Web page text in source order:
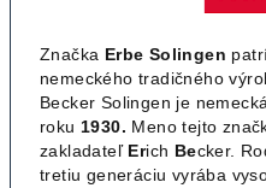
Značka Erbe Solingen
nemeckého tradičného
Becker Solingen je
roku 1930. Meno tejto
zakladateľ Erich Becker.
tretiu generáciu vyrába